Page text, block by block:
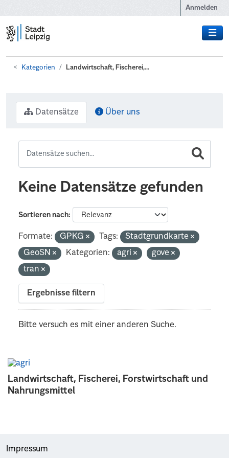
Anmelden
Kategorien Landwirtschaft, Fischerei,...
Landwirtschaft, Fischerei, Forstwirtschaft und
Nahrungsmittel
Datensätze Über uns
Keine Datensätze gefunden
Sortieren nach
Formate: GPKG Tags:
Stadtgrundkarte
GeoSN
Kategorien: agri
gove
tran
Ergebnisse filtern
Bitte versuch es mit einer anderen Suche.
Impressum